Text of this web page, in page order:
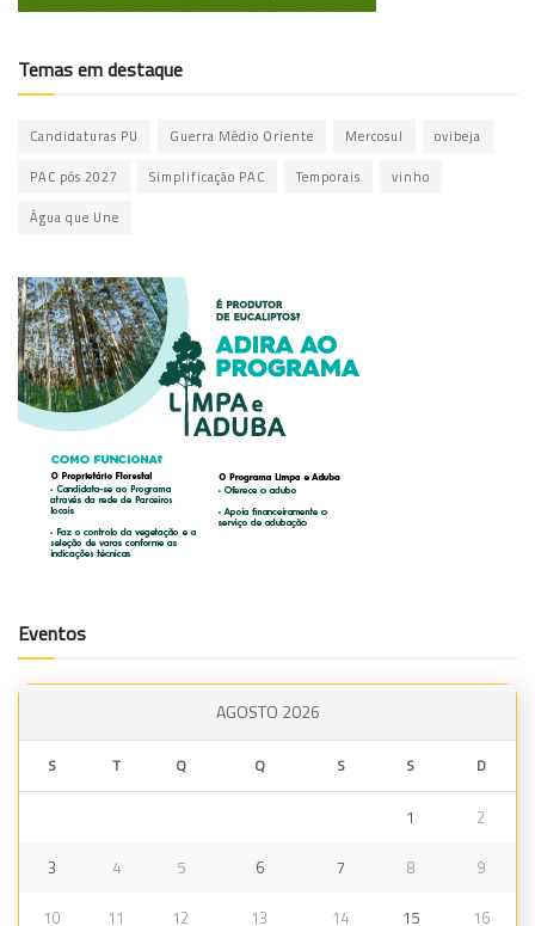
Temas em destaque
Candidaturas PU Guerra Médio Oriente Mercosul ovibeja
PAC pós 2027 Simplificação PAC Temporais vinho
Água que Une
Eventos
AGOSTO 2026
S T Q Q S S D
1 2
3 4 5 6 7 8 9
10 11 12 13 14 15 16